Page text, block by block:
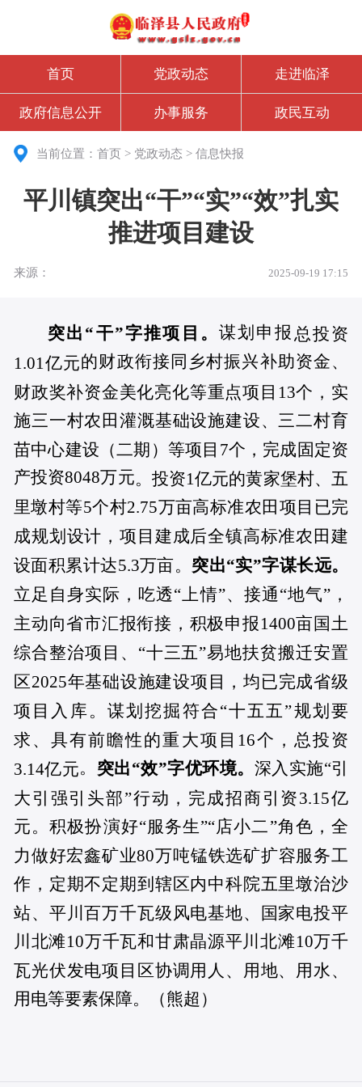
首页 党政动态 走进临泽
政府信息公开 办事服务 政民互动
当前位置：首页 > 党政动态 >信息快报
平川镇突出“干”“实”“效”扎实
推进项目建设
来源： 2025-09-19 17:15
突出“干”字推项目。 谋划申报 总投资
1.01亿元的财政衔接同乡村振兴补助资金、
财政奖补资金美化亮化等重点项目13个，实
施三一村农田灌溉基础设施建设、三二村育
苗中心建设（二期）等项目7个，完成固定资
产投资8048万元。投资1亿元的黄家堡村、五
里墩村等5个村2.75万亩高标准农田项目已完
成规划设计，项目建成后全镇高标准农田建
设面积累计达5.3万亩。 突出“实”字谋长远。
立足自身实际，吃透“上情”、接通“地气”，
主动向省市汇报衔接，积极申报1400亩国土
综合整治项目、“十三五”易地扶贫搬迁安置
区2025年基础设施建设项目，均已完成省级
项目入库。谋划挖掘符合“十五五”规划要
求、具有前瞻性的重大项目16个，总投资
3.14亿元。 突出“效”字优环境。 深入实施“引
大引强引头部”行动，完成招商引资3.15亿
元。积极扮演好“服务生”“店小二”角色，全
力做好宏鑫矿业80万吨锰铁选矿扩容服务工
作，定期不定期到辖区内中科院五里墩治沙
站、平川百万千瓦级风电基地、国家电投平
川北滩10万千瓦和甘肃晶源平川北滩10万千
瓦光伏发电项目区协调用人、用地、用水、
用电等要素保障。（熊超）